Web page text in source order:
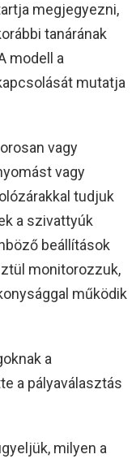
megjegyezni,
tanárának
modell a
mutatja
vagy
vagy
tudjuk
a szivattyúk
beállítások
monitorozzuk,
működik
a
a pályaválasztás
milyen a